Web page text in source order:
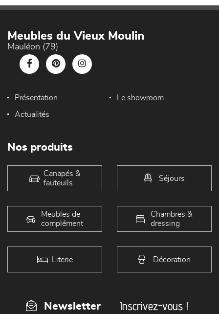
Meubles du Vieux Moulin
Mauléon (79)
Présentation Le showroom
Actualités
Nos produits
Canapés &
fauteuils
Séjours
Meubles de
complément
Chambres &
dressing
Literie Décoration
Newsletter Inscrivez-vous !